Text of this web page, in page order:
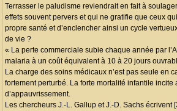
Terrasser le paludisme reviendrait en fait à
effets souvent pervers et qui ne gratifie que ceux
propre santé et d’enclencher ainsi un cycle
de vie ?
« La perte commerciale subie chaque année par
malaria à un coût équivalent à 10 à 20 jours
La charge des soins médicaux n’est pas seule en
fortement perturbé. La forte mortalité infantile
d’appauvrissement.
Les chercheurs J.-L. Gallup et J.-D. Sachs